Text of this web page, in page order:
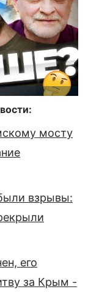
мосту
взрывы:
его
за Крым -